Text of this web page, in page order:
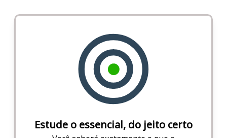
Estude o essencial, do jeito certo